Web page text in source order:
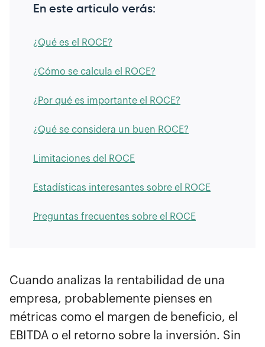
En este articulo verás:
¿Qué es el ROCE?
¿Cómo se calcula el ROCE?
¿Por qué es importante el ROCE?
¿Qué se considera un buen ROCE?
Limitaciones del ROCE
Estadísticas interesantes sobre el ROCE
Preguntas frecuentes sobre el ROCE
Cuando analizas la rentabilidad de una
empresa, probablemente pienses en
métricas como el margen de beneficio, el
EBITDA o el retorno sobre la inversión. Sin